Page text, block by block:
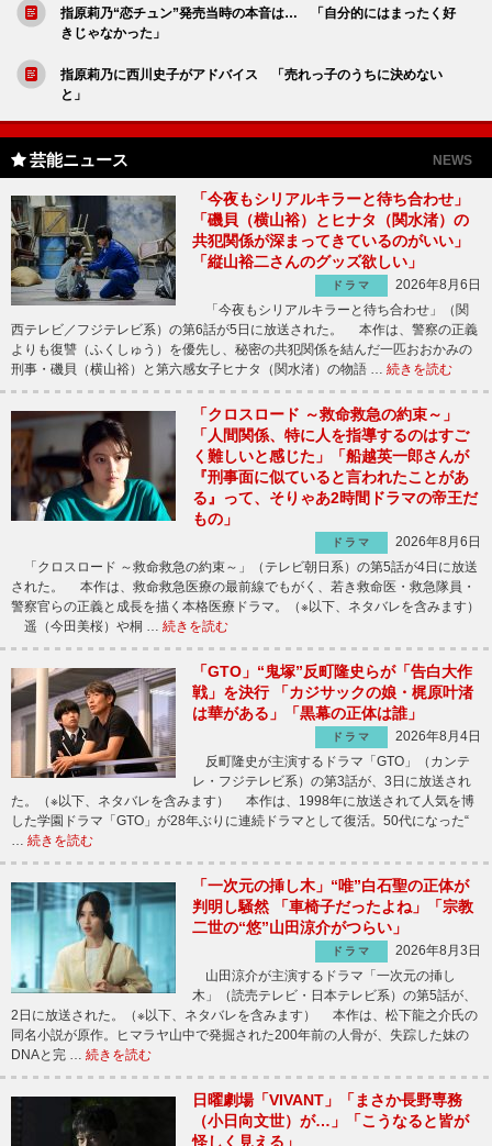
指原莉乃“恋チュン”発売当時の本音は… 「自分的にはまったく好
きじゃなかった」
指原莉乃に西川史子がアドバイス 「売れっ子のうちに決めない
と」
芸能ニュース NEWS
「今夜もシリアルキラーと待ち合わせ」
「磯貝（横山裕）とヒナタ（関水渚）の
共犯関係が深まってきているのがいい」
「縦山裕二さんのグッズ欲しい」
ドラマ
2026年8月6日
「今夜もシリアルキラーと待ち合わせ」（関
西テレビ／フジテレビ系）の第6話が5日に放送された。 本作は、警察の正義
よりも復讐（ふくしゅう）を優先し、秘密の共犯関係を結んだ一匹おおかみの
刑事・磯貝（横山裕）と第六感女子ヒナタ（関水渚）の物語 … 続きを読む
「クロスロード ～救命救急の約束～」
「人間関係、特に人を指導するのはすご
く難しいと感じた」「船越英一郎さんが
『刑事面に似ていると言われたことがあ
る』って、そりゃあ2時間ドラマの帝王だ
もの」
ドラマ
2026年8月6日
「クロスロード ～救命救急の約束～」（テレビ朝日系）の第5話が4日に放送
された。 本作は、救命救急医療の最前線でもがく、若き救命医・救急隊員・
警察官らの正義と成長を描く本格医療ドラマ。（※以下、ネタバレを含みます）
遥（今田美桜）や桐 … 続きを読む
「GTO」“鬼塚”反町隆史らが「告白大作
戦」を決行 「カジサックの娘・梶原叶渚
は華がある」「黒幕の正体は誰」
ドラマ
2026年8月4日
反町隆史が主演するドラマ「GTO」（カンテ
レ・フジテレビ系）の第3話が、3日に放送され
た。（※以下、ネタバレを含みます） 本作は、1998年に放送されて人気を博
した学園ドラマ「GTO」が28年ぶりに連続ドラマとして復活。50代になった“
… 続きを読む
「一次元の挿し木」“唯”白石聖の正体が
判明し騒然 「車椅子だったよね」「宗教
二世の“悠”山田涼介がつらい」
ドラマ
2026年8月3日
山田涼介が主演するドラマ「一次元の挿し
木」（読売テレビ・日本テレビ系）の第5話が、
2日に放送された。（※以下、ネタバレを含みます） 本作は、松下龍之介氏の
同名小説が原作。ヒマラヤ山中で発掘された200年前の人骨が、失踪した妹の
DNAと完 … 続きを読む
日曜劇場「VIVANT」「まさか長野専務
（小日向文世）が…」「こうなると皆が
怪しく見える」